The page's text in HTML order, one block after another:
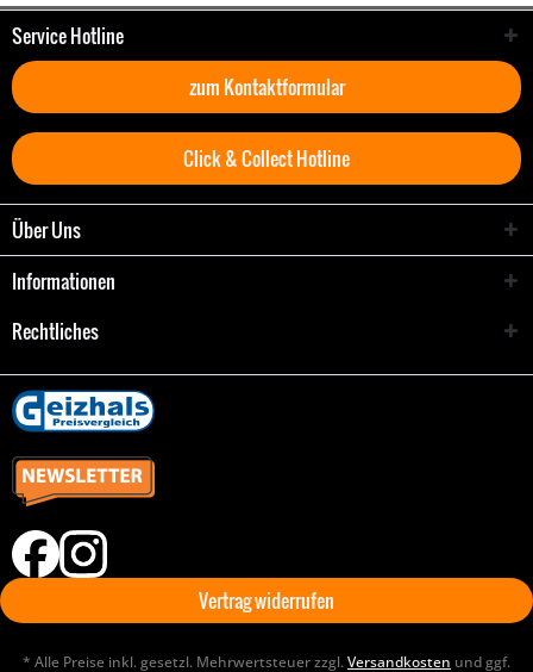
Service Hotline
zum Kontaktformular
Click & Collect Hotline
Über Uns
Informationen
Rechtliches
Vertrag widerrufen
* Alle Preise inkl. gesetzl. Mehrwertsteuer zzgl.Versandkosten und ggf.